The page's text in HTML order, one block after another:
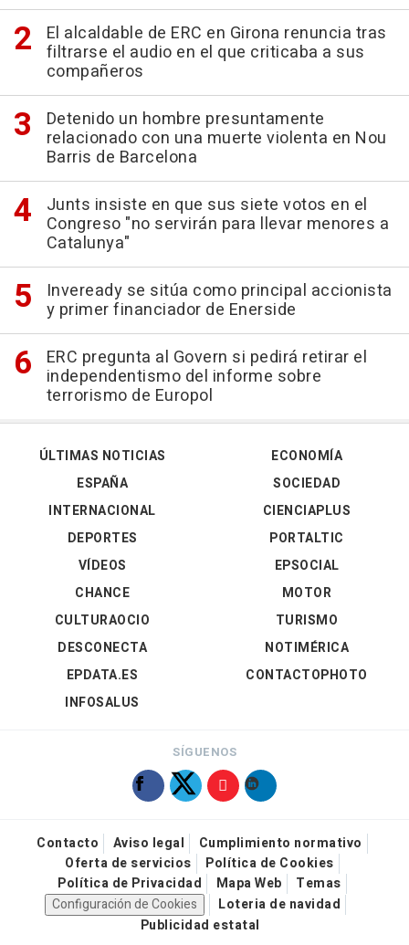
El alcaldable de ERC en Girona renuncia tras
filtrarse el audio en el que criticaba a sus
compañeros
Detenido un hombre presuntamente
relacionado con una muerte violenta en Nou
Barris de Barcelona
Junts insiste en que sus siete votos en el
Congreso "no servirán para llevar menores a
Catalunya"
Inveready se sitúa como principal accionista
y primer financiador de Enerside
ERC pregunta al Govern si pedirá retirar el
independentismo del informe sobre
terrorismo de Europol
ÚLTIMAS NOTICIAS
ESPAÑA
INTERNACIONAL
DEPORTES
VÍDEOS
ECONOMÍA
SOCIEDAD
CIENCIAPLUS
PORTALTIC
EPSOCIAL
CHANCE
CULTURAOCIO
DESCONECTA
EPDATA.ES
INFOSALUS
MOTOR
TURISMO
NOTIMÉRICA
CONTACTOPHOTO
SÍGUENOS
Contacto Aviso legal
Cumplimiento normativo
Oferta de servicios
Política de Cookies
Política de Privacidad
Mapa Web
Temas
Configuración de Cookies
Loteria de navidad
Publicidad estatal